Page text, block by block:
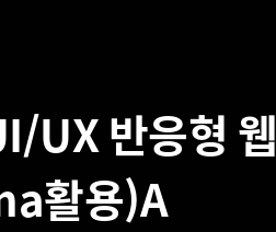
UX 반응형 웹
활용)A